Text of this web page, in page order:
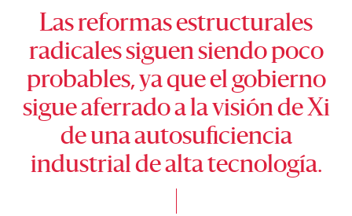
Las reformas estructurales
radicales siguen siendo poco
probables, ya que el gobierno
sigue aferrado a la visión de Xi
de una autosuficiencia
industrial de alta tecnología.